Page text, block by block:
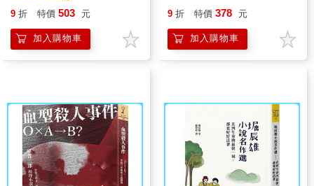
9 折 特價 503 元
加入購物車
9 折 特價 378 元
加入購物車